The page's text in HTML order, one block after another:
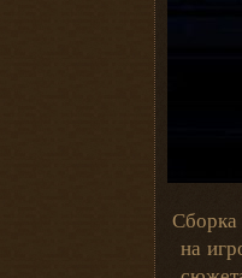
Сборка
на